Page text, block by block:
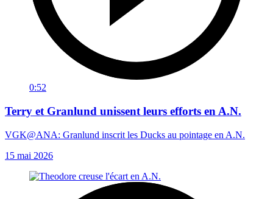
0:52
Terry et Granlund unissent leurs efforts en A.N.
VGK@ANA: Granlund inscrit les Ducks au pointage en A.N.
15 mai 2026